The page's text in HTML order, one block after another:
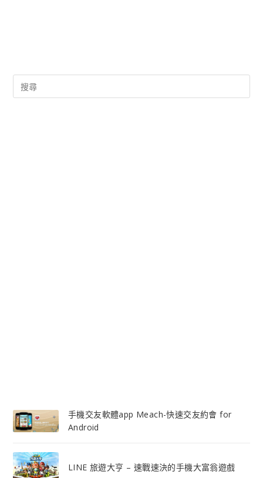
手機交友軟體app Meach-快速交友約會 for
Android
LINE 旅遊大亨 – 速戰速決的手機大富翁遊戲